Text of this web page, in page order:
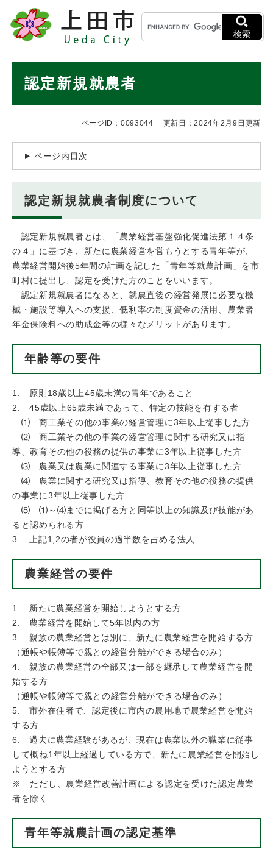
メニューを飛ばして本文へ
キ
ー
ワ
検索
認定新規就農者
ページID：0093044 更新日：2024年2月9日更新
ページ内目次
認定新規就農者制度について
認定新規就農者とは、「農業経営基盤強化促進法第１４条
の４」に基づき、新たに農業経営を営もうとする青年等が、
農業経営開始後5年間の計画を記した「青年等就農計画」を市
町村に提出し、認定を受けた方のことをいいます。
認定新規就農者になると、就農直後の経営発展に必要な機
械・施設等導入への支援、低利率の制度資金の活用、農業者
年金保険料への助成金等の様々なメリットがあります。
年齢等の要件
1. 原則18歳以上45歳未満の青年であること
2. 45歳以上65歳未満であって、特定の技能を有する者
⑴ 商工業その他の事業の経営管理に3年以上従事した方
⑵ 商工業その他の事業の経営管理に関する研究又は指
導、教育その他の役務の提供の事業に3年以上従事した方
⑶ 農業又は農業に関連する事業に3年以上従事した方
⑷ 農業に関する研究又は指導、教育その他の役務の提供
の事業に3年以上従事した方
⑸ ⑴～⑷までに掲げる方と同等以上の知識及び技能があ
ると認められる方
3. 上記1,2の者が役員の過半数を占める法人
農業経営の要件
1. 新たに農業経営を開始しようとする方
2. 農業経営を開始して5年以内の方
3. 親族の農業経営とは別に、新たに農業経営を開始する方
（通帳や帳簿等で親との経営分離ができる場合のみ）
4. 親族の農業経営の全部又は一部を継承して農業経営を開
始する方
（通帳や帳簿等で親との経営分離ができる場合のみ）
5. 市外在住者で、認定後に市内の農用地で農業経営を開始
する方
6. 過去に農業経験があるが、現在は農業以外の職業に従事
して概ね1年以上経過している方で、新たに農業経営を開始し
ようとする方
※ ただし、農業経営改善計画による認定を受けた認定農業
者を除く
青年等就農計画の認定基準